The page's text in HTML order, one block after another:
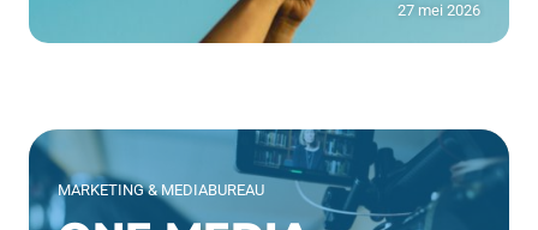
27 mei 2026
MARKETING & MEDIABUREAU